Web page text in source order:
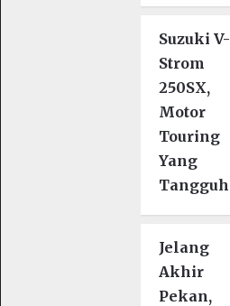
Suzuki V-
Strom
250SX,
Motor
Touring
Yang
Tangguh
Jelang
Akhir
Pekan,